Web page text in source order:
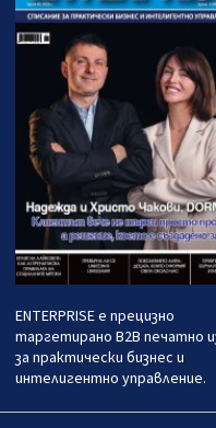
ENTERPRISE е прецизно
таргетирано B2B печатно
за практически бизнес и
интелигентно управление.